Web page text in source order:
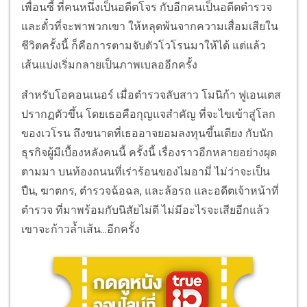
เพื่อนซี้ ที่คนหนึ่งเป็นอดีตโจร กับอีกคนเป็นอดีตตำรวจ
และตั๋วที่จะพาพวกเขา ให้หลุดพ้นจากความเสื่อมเสียใน
ชีวิตครั้งนี้ ก็คือการตามจับตัวโวโรนมาให้ได้ แต่แล้ว
เส้นแบ่งเริ่มกลายเป็นภาพเบลออีกครั้ง
สำหรับโอคอนเนอร์ เมื่อตำรวจลับสาว โมนิก้า ฟูเอนเตส
ปรากฏตัวขึ้น โดยเธอคือกุญแจสำคัญ ที่จะไขเข้าสู่โลก
ของเวโรน ถึงขนาดที่เธออาจยอมลงทุนขึ้นเตียง กับนัก
ธุรกิจผู้มีเบื้องหลังคนนี้ ครั้งนี้ เรื่องราวอีกหลายอย่างผุด
ตามมา บนท้องถนนที่เร่าร้อนของไมอามี่ ไม่ว่าจะเป็น
ปืน, ฆาตกร, ตำรวจฉ้อฉล, และล้อรถ และอดีตเจ้าหน้าที่
ตำรวจ ที่มาพร้อมกับนิสัยไม่ดี ไม่มีอะไรจะเสียอีกแล้ว
เขาจะก้าวล้ำเส้น...อีกครั้ง